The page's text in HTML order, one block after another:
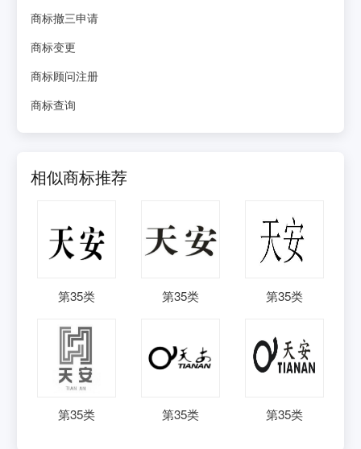
商标撤三申请
商标变更
商标顾问注册
商标查询
相似商标推荐
第35类 第35类 第35类
第35类 第35类 第35类